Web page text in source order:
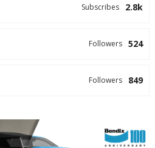
2.8k
Subscribes
524
Followers
849
Followers